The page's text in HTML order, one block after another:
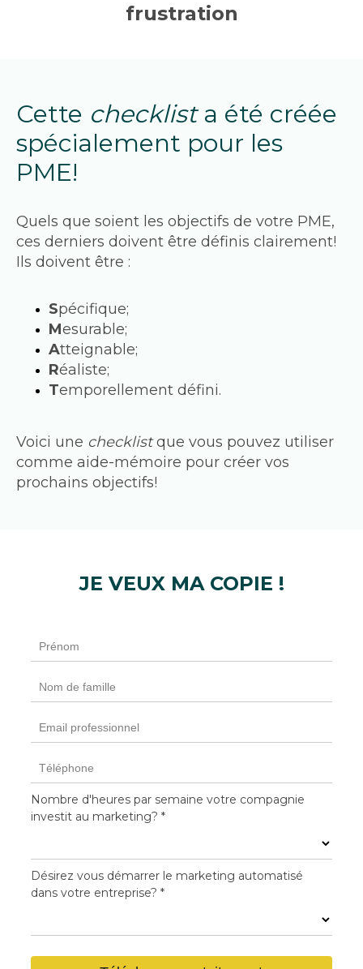
frustration
Cette checklist a été créée
spécialement pour les
PME!
Quels que soient les objectifs de votre PME,
ces derniers doivent être définis clairement!
Ils doivent être :
Spécifique;
Mesurable;
Atteignable;
Réaliste;
Temporellement défini.
Voici une checklist que vous pouvez utiliser
comme aide-mémoire pour créer vos
prochains objectifs!
JE VEUX MA COPIE !
Nombre d'heures par semaine votre compagnie
investit au marketing? *
Désirez vous démarrer le marketing automatisé
dans votre entreprise? *